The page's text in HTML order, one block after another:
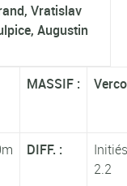
Vratislav
Augustin
MASSIF :
DIFF. :
2.2